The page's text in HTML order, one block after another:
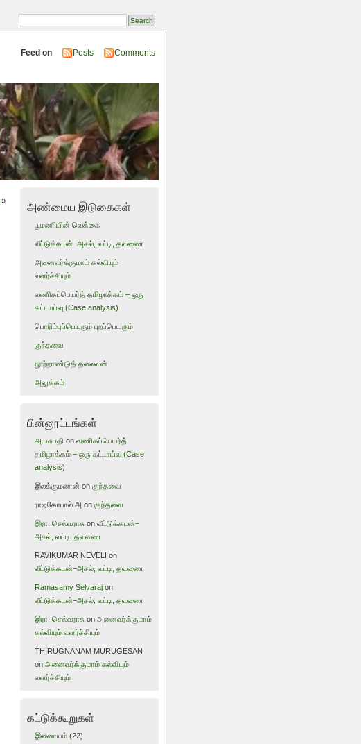
Feed on Posts Comments
» அண்மைய இடுகைகள்
பூமணியின் வெக்கை
வீட்டுக்கடன்–அசல், வட்டி, தவணை
அனைவர்க்குமாம் கல்வியும்
வளர்ச்சியும்
வணிகப்பெயர்த் தமிழாக்கம் – ஒரு
கட்டாய்வு (Case analysis)
பொரிம்புப்பெயரும் புறப்பெயரும்
குந்தவை
நூற்றாண்டுத் தலைவன்
அலுக்கம்
பின்னூட்டங்கள்
அ.பசுபதி on வணிகப்பெயர்த்
தமிழாக்கம் – ஒரு கட்டாய்வு (Case
analysis)
இலக்குமணன் on குந்தவை
ராஜகோபால் அ on குந்தவை
இரா. செல்வராசுon வீட்டுக்கடன்–
அசல், வட்டி, தவணை
RAVIKUMAR NEVELI on
வீட்டுக்கடன்–அசல், வட்டி, தவணை
Ramasamy Selvarajon
வீட்டுக்கடன்–அசல், வட்டி, தவணை
இரா. செல்வராசுon அனைவர்க்குமாம்
கல்வியும் வளர்ச்சியும்
THIRUGNANAM MURUGESAN
on அனைவர்க்குமாம் கல்வியும்
வளர்ச்சியும்
கட்டுக்கூறுகள்
இணையம்(22)